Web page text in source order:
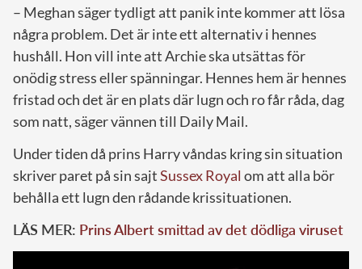
– Meghan säger tydligt att panik inte kommer att lösa
några problem. Det är inte ett alternativ i hennes
hushåll. Hon vill inte att Archie ska utsättas för
onödig stress eller spänningar. Hennes hem är hennes
fristad och det är en plats där lugn och ro får råda, dag
som natt, säger vännen till Daily Mail.
Under tiden då prins Harry våndas kring sin situation
skriver paret på sin sajtSussex Royal om att alla bör
behålla ett lugn den rådande krissituationen.
LÄS MER: Prins Albert smittad av det dödliga viruset